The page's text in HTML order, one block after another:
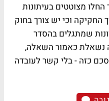
מצוטטים בעיתונות
וכי יש צורך בחוק
שמתגלים בהסדר
נשאלת כאמור השאלה,
כזה - בלי קשר לעובדה